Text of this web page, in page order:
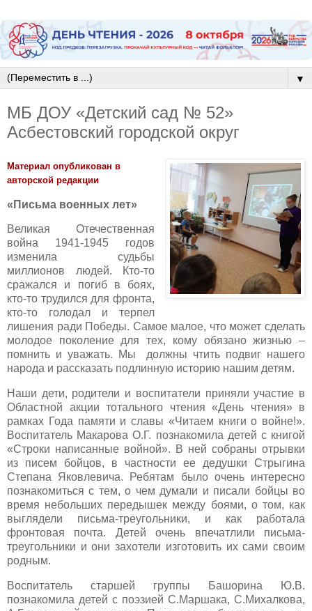
▼
МБ ДОУ «Детский сад № 52»
Асбестовский городской округ
Материал опубликован в
авторской редакции
«Письма военных лет»
Великая Отечественная
война 1941-1945 годов
изменила судьбы
миллионов людей. Кто-то
сражался и погиб в боях,
кто-то трудился для фронта,
кто-то голодал и терпел
лишения ради Победы. Самое малое, что может сделать
молодое поколение для тех, кому обязано жизнью –
помнить и уважать. Мы должны чтить подвиг нашего
народа и рассказать подлинную историю нашим детям.
Наши дети, родители и воспитатели приняли участие в
Областной акции тотального чтения «День чтения» в
рамках Года памяти и славы «Читаем книги о войне!».
Воспитатель Макарова О.Г. познакомила детей с книгой
«Строки написанные войной». В ней собраны отрывки
из писем бойцов, в частности ее дедушки Стрыгина
Степана Яковлевича. Ребятам было очень интересно
познакомиться с тем, о чем думали и писали бойцы во
время небольших передышек между боями, о том, как
выглядели письма-треугольники, и как работала
фронтовая почта. Детей очень впечатлили письма-
треугольники и они захотели изготовить их сами своим
родным.
Воспитатель старшей группы Башорина Ю.В.
познакомила детей с поэзией С.Маршака, С.Михалкова,